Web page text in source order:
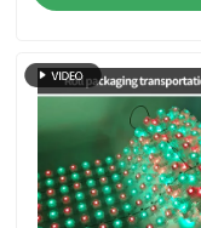
quan sát ban